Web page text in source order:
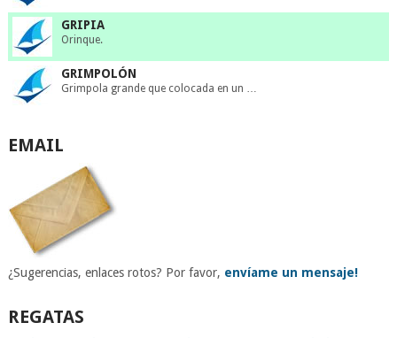
GRIPIA
Orinque.
GRIMPOLÓN
Grimpola grande que colocada en un …
EMAIL
¿Sugerencias, enlaces rotos? Por favor, envíame un mensaje!
REGATAS